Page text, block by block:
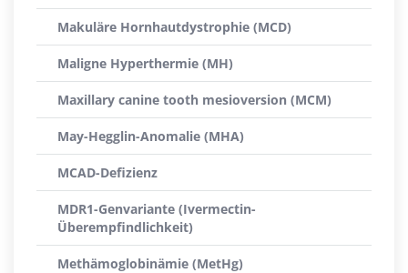
Makuläre Hornhautdystrophie (MCD)
Maligne Hyperthermie (MH)
Maxillary canine tooth mesioversion (MCM)
May-Hegglin-Anomalie (MHA)
MCAD-Defizienz
MDR1-Genvariante (Ivermectin-
Überempfindlichkeit)
Methämoglobinämie (MetHg)